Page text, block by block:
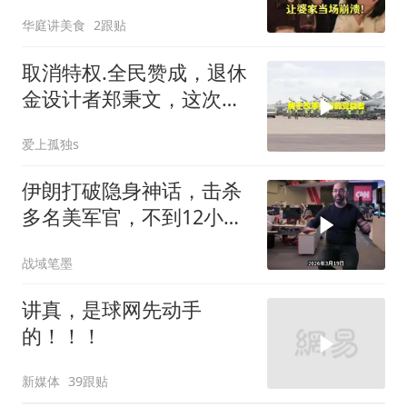
华庭讲美食 2跟贴
取消特权.全民赞成，退休
金设计者郑秉文，这次站
爱上孤独s
伊朗打破隐身神话，击杀
多名美军官，不到12小
战域笔墨
讲真，是球网先动手
的！！！
新媒体 39跟贴